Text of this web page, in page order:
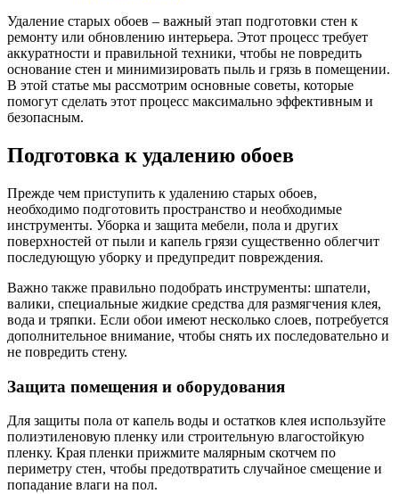
Удаление старых обоев – важный этап подготовки стен к
ремонту или обновлению интерьера. Этот процесс требует
аккуратности и правильной техники, чтобы не повредить
основание стен и минимизировать пыль и грязь в помещении.
В этой статье мы рассмотрим основные советы, которые
помогут сделать этот процесс максимально эффективным и
безопасным.
Подготовка к удалению обоев
Прежде чем приступить к удалению старых обоев,
необходимо подготовить пространство и необходимые
инструменты. Уборка и защита мебели, пола и других
поверхностей от пыли и капель грязи существенно облегчит
последующую уборку и предупредит повреждения.
Важно также правильно подобрать инструменты: шпатели,
валики, специальные жидкие средства для размягчения клея,
вода и тряпки. Если обои имеют несколько слоев, потребуется
дополнительное внимание, чтобы снять их последовательно и
не повредить стену.
Защита помещения и оборудования
Для защиты пола от капель воды и остатков клея используйте
полиэтиленовую пленку или строительную влагостойкую
пленку. Края пленки прижмите малярным скотчем по
периметру стен, чтобы предотвратить случайное смещение и
попадание влаги на пол.